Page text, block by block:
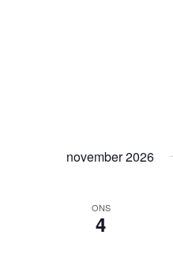
november 2026
ONS
4